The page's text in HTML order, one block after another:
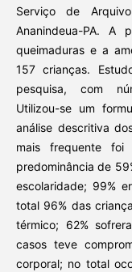
Serviço de
Ananindeua-PA. A
queimaduras e a
157 crianças.
pesquisa, com
Utilizou-se um
análise descritiva
mais frequente
predominância de
escolaridade; 99%
total 96% das
térmico; 62%
casos teve
corporal; no total